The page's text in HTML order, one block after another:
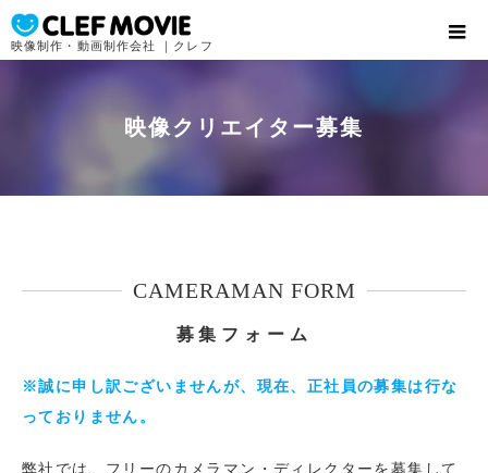
映像制作・動画制作会社 ｜クレフ
映像クリエイター募集
CAMERAMAN FORM
募集フォーム
※誠に申し訳ございませんが、現在、正社員の募集は行な
っておりません。
弊社では、フリーのカメラマン・ディレクターを募集して